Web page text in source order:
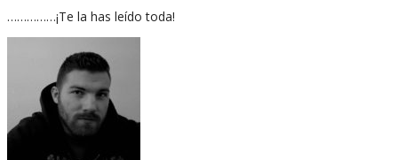
……………¡Te la has leído toda!